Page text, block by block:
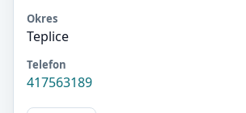
Okres
Teplice
Telefon
417563189